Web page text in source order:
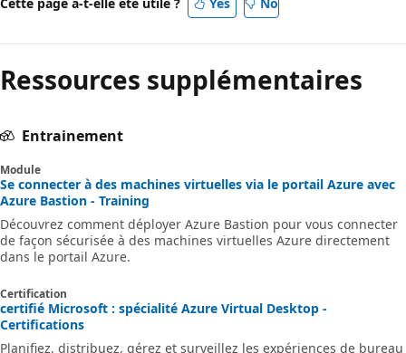
Yes No
Ressources supplémentaires
Entrainement
Module
Se connecter à des machines virtuelles via le portail Azure avec
Azure Bastion - Training
Découvrez comment déployer Azure Bastion pour vous connecter
de façon sécurisée à des machines virtuelles Azure directement
dans le portail Azure.
Certification
certifié Microsoft : spécialité Azure Virtual Desktop -
Certifications
Planifiez, distribuez, gérez et surveillez les expériences de bureau